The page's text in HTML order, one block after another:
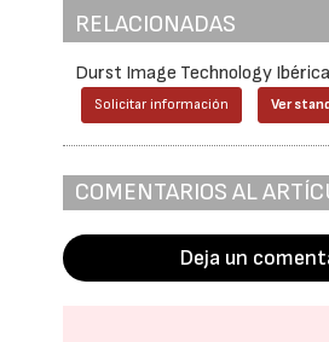
RELACIONADAS
Durst Image Technology
Solicitar información Ver
COMENTARIOS AL
Deja un